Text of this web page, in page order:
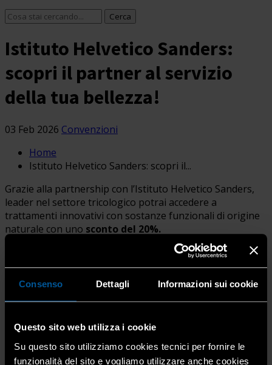
Consenso Dettagli Informazioni sui cookie
Questo sito web utilizza i cookie
Su questo sito utilizziamo cookies tecnici per fornire le
funzionalità del sito e vogliamo utilizzare anche cookies
Istituto Helvetico Sanders:
scopri il partner al servizio
della tua bellezza!
03 Feb 2026 Convenzioni
Home
Istituto Helvetico Sanders: scopri il...
Grazie alla partnership con l’Istituto Helvetico Sanders,
leader nel settore tricologico potrai accedere a
trattamenti innovativi con sostanze funzionali di origine
naturale con uno sconto del 20%.
Ricordiamo che Sanders è uno dei principali network in
Europa per l’applicazione delle avanzate tecniche FUE
(Follicular Unit Extraction) e DHI (Direct Hair
Implantation) nel trapianto dei capelli, delle sopracciglia e
della barba.
Ma c’è di più: negli ultimi anni, il gruppo Sanders ha
esteso la propria offerta di servizi introducendo Sanders
Skin, un’area interamente dedicata ai trattamenti di